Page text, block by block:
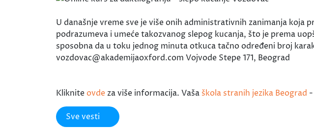
U današnje vreme sve je više onih administrativnih zanimanja koja
podrazumeva i umeće takozvanog slepog kucanja, što je prema
sposobna da u toku jednog minuta otkuca tačno određeni broj
vozdovac@akademijaoxford.com Vojvode Stepe 171, Beograd
Kliknite ovde za više informacija. Vaša škola stranih jezika Beograd
Sve vesti